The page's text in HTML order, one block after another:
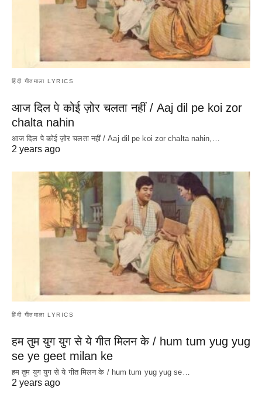
हिंदी गीतमाला LYRICS
आज दिल पे कोई ज़ोर चलता नहीं / Aaj dil pe koi zor
chalta nahin
आज दिल पे कोई ज़ोर चलता नहीं / Aaj dil pe koi zor chalta nahin,…
2 years ago
हिंदी गीतमाला LYRICS
हम तुम युग युग से ये गीत मिलन के / hum tum yug yug
se ye geet milan ke
हम तुम युग युग से ये गीत मिलन के / hum tum yug yug se…
2 years ago